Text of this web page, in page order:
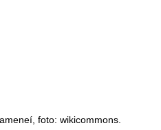
foto: wikicommons.